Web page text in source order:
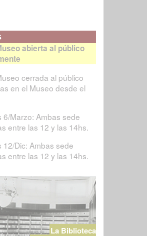
abierta al público
cerrada al público
en el Museo desde el
6/Marzo: Ambas sede
entre las 12 y las 14hs.
12/Dic: Ambas sede
entre las 12 y las 14hs.
La Biblioteca